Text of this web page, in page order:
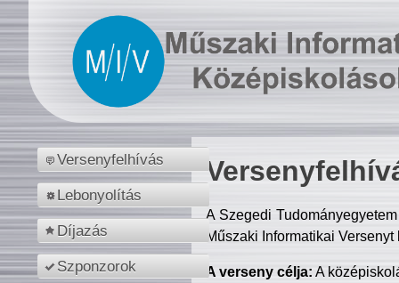
Versenyfelhívás
Lebonyolítás
Díjazás
Szponzorok
A Szegedi
Műszaki Informatikai
A verseny célja: A